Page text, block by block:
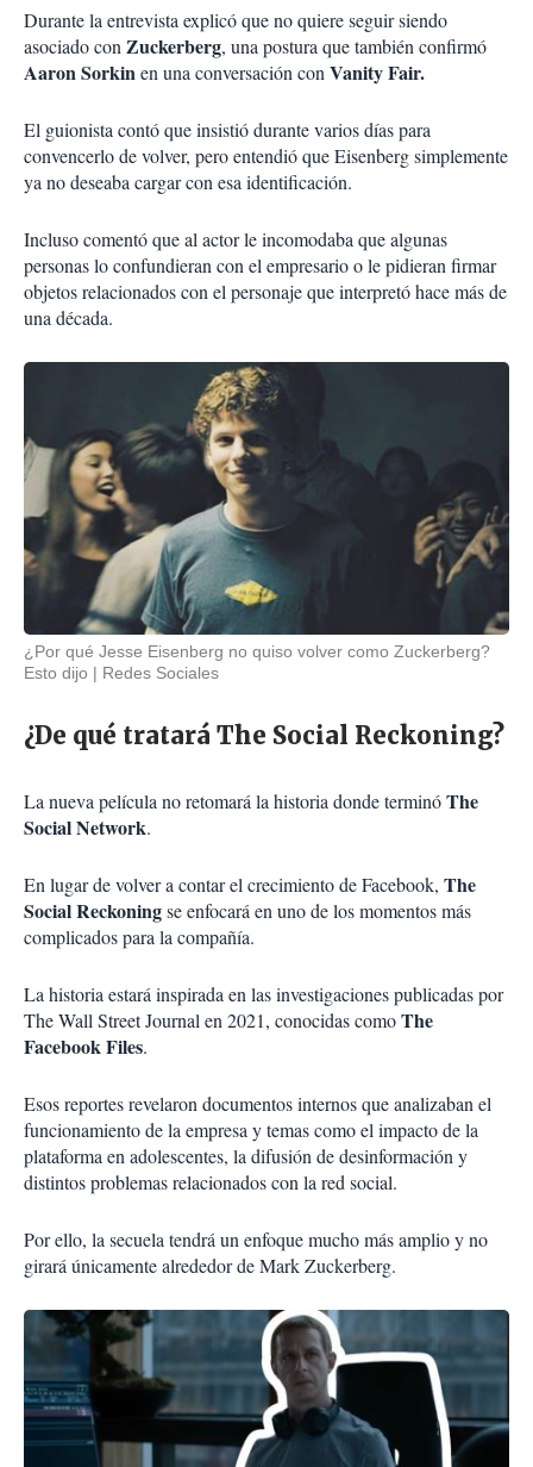
Durante la entrevista explicó que no quiere seguir siendo
asociado conZuckerberg, una postura que también confirmó
Aaron Sorkinen una conversación conVanity Fair.
El guionista contó que insistió durante varios días para
convencerlo de volver, pero entendió que Eisenberg simplemente
ya no deseaba cargar con esa identificación.
Incluso comentó que al actor le incomodaba que algunas
personas lo confundieran con el empresario o le pidieran firmar
objetos relacionados con el personaje que interpretó hace más de
una década.
¿Por qué Jesse Eisenberg no quiso volver como Zuckerberg?
Esto dijo
Redes Sociales
¿De qué tratará The Social Reckoning?
La nueva película no retomará la historia donde terminóThe
Social Network.
En lugar de volver a contar el crecimiento de Facebook, The
Social Reckoningse enfocará en uno de los momentos más
complicados para la compañía.
La historia estará inspirada en las investigaciones publicadas por
The Wall Street Journalen 2021, conocidas comoThe
Facebook Files.
Esos reportes revelaron documentos internos que analizaban el
funcionamiento de la empresa y temas como el impacto de la
plataforma en adolescentes, la difusión de desinformación y
distintos problemas relacionados con la red social.
Por ello, la secuela tendrá un enfoque mucho más amplio y no
girará únicamente alrededor de Mark Zuckerberg.